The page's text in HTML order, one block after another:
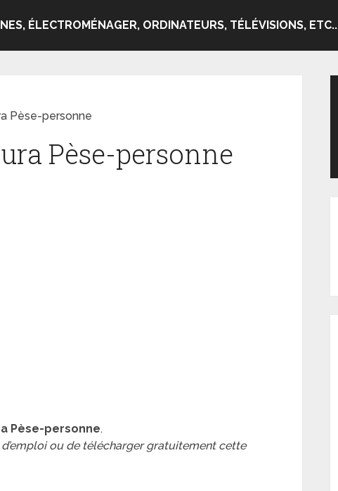
ÉLECTROMÉNAGER, ORDINATEURS, TÉLÉVISIONS, ETC..
Pèse-personne
Pèse-personne
Pèse-personne.
ou de télécharger gratuitement cette